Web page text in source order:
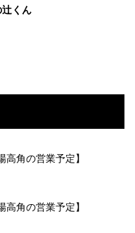
辻くん
高角の営業予定】
高角の営業予定】